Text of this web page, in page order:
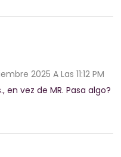
2025 A Las 11:12 PM
vez de MR. Pasa algo?